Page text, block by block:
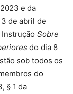
e da
de abril de
Sobre
do dia 8
sob todos os
do
§ 1 da